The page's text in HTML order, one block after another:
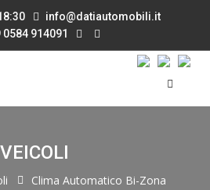
info@datiautomobili.it
0584 914091
VEICOLI
Clima Automatico Bi-Zona